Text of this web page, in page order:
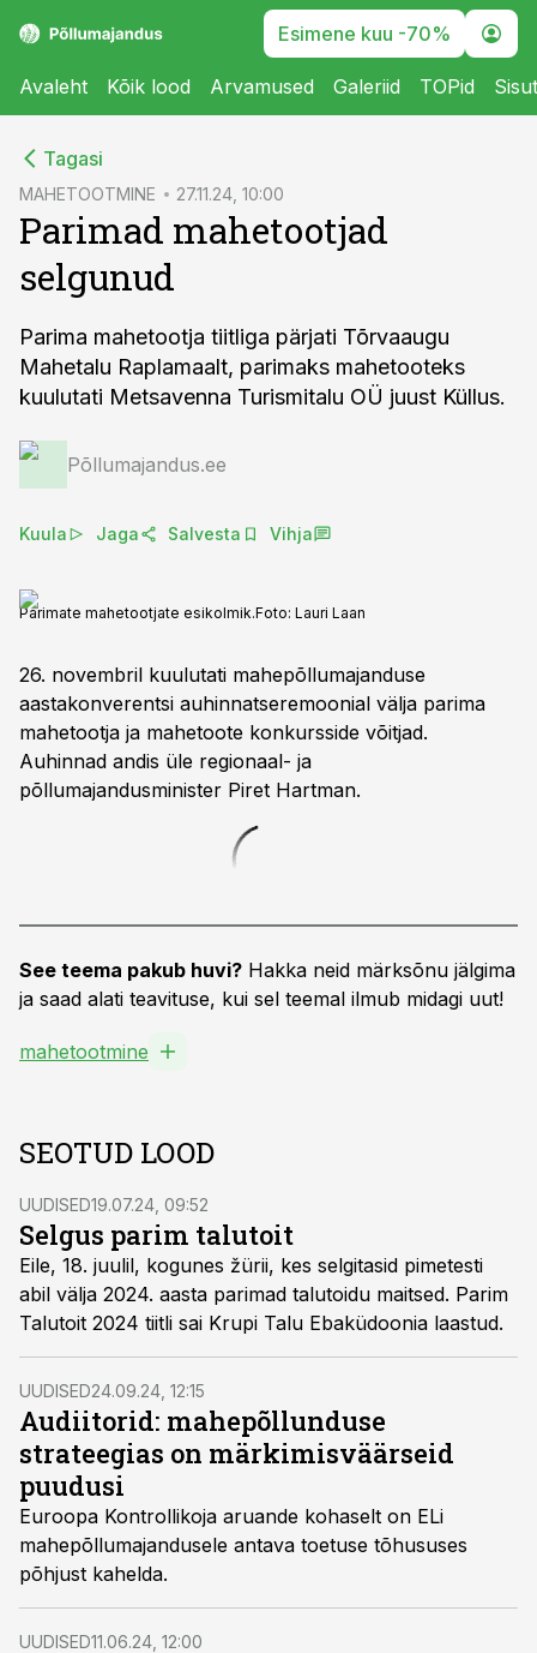
Esimene kuu -70%
Avaleht Kõik lood Arvamused Galeriid TOPid
Tagasi
MAHETOOTMINE 27.11.24, 10:00
Parimad mahetootjad
selgunud
Parima mahetootja tiitliga pärjati Tõrvaaugu
Mahetalu Raplamaalt, parimaks mahetooteks
kuulutati Metsavenna Turismitalu OÜ juust Küllus.
Põllumajandus.ee
Kuula Jaga Salvesta Vihja
Parimate mahetootjate esikolmik.Foto: Lauri Laan
26. novembril kuulutati mahepõllumajanduse
aastakonverentsi auhinnatseremoonial välja parima
mahetootja ja mahetoote konkursside võitjad.
Auhinnad andis üle regionaal- ja
põllumajandusminister Piret Hartman.
See teema pakub huvi? Hakka neid märksõnu jälgima
ja saad alati teavituse, kui sel teemal ilmub midagi uut!
mahetootmine
SEOTUD LOOD
UUDISED19.07.24, 09:52
Selgus parim talutoit
Eile, 18. juulil, kogunes žürii, kes selgitasid pimetesti
abil välja 2024. aasta parimad talutoidu maitsed. Parim
Talutoit 2024 tiitli sai Krupi Talu Ebaküdoonia laastud.
UUDISED24.09.24, 12:15
Audiitorid: mahepõllunduse
strateegias on märkimisväärseid
puudusi
Euroopa Kontrollikoja aruande kohaselt on ELi
mahepõllumajandusele antava toetuse tõhususes
põhjust kahelda.
UUDISED11.06.24, 12:00